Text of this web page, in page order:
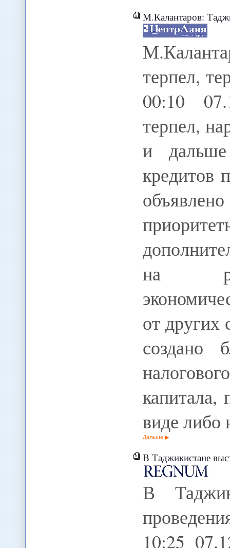
М.Калантаров:
терпел,
00:10
терпел,
и дальше
кредитов
на
от других
создано
капитала,
виде либо
Дальше
В Таджикистане
В
10:25